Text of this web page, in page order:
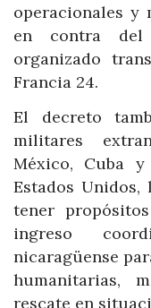
operacionales y
en contra
organizado
Francia 24.
El decreto
militares
México, Cuba
Estados Unidos,
tener
ingreso
nicaragüense
humanitarias,
rescate en